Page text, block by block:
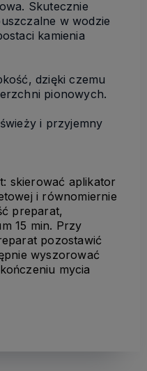
Skutecznie
w wodzie
kamienia
dzięki czemu
pionowych.
i przyjemny
skierować aplikator
i równomiernie
preparat,
15 min. Przy
pozostawić
wyszorować
mycia